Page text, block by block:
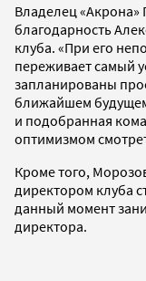
Владелец
благодарность
клуба. «При его
переживает самый
запланированы
ближайшем
и подобранная
оптимизмом
Кроме того,
директором клуба
данный момент
директора.